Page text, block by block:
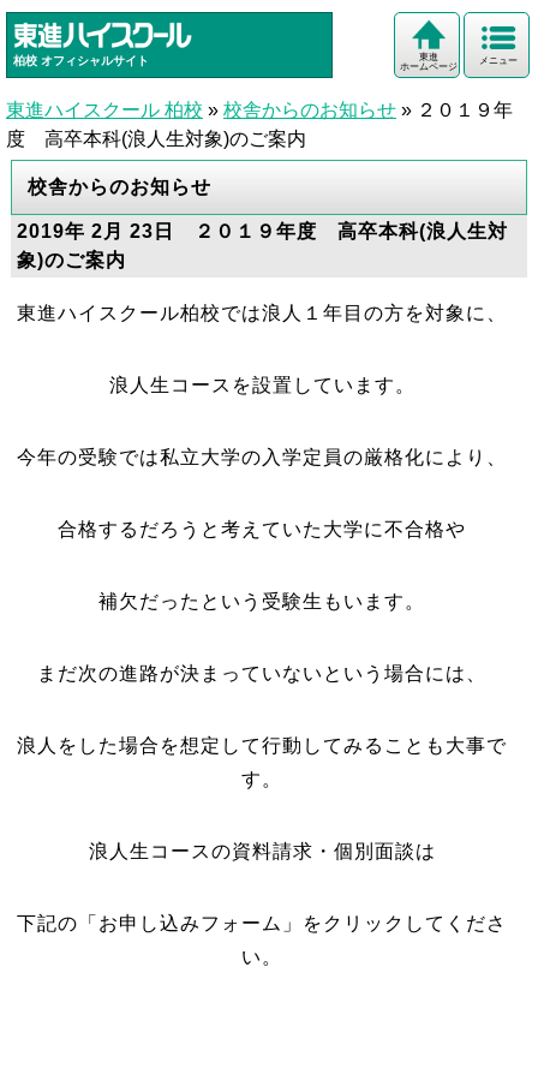
柏校 オフィシャルサイト メニュー
東進
ホームページ
東進ハイスクール 柏校 » 校舎からのお知らせ » ２０１９年
度 高卒本科(浪人生対象)のご案内
校舎からのお知らせ
2019年 2月 23日 ２０１９年度 高卒本科(浪人生対
象)のご案内
東進ハイスクール柏校では浪人１年目の方を対象に、
浪人生コースを設置しています。
今年の受験では私立大学の入学定員の厳格化により、
合格するだろうと考えていた大学に不合格や
補欠だったという受験生もいます。
まだ次の進路が決まっていないという場合には、
浪人をした場合を想定して行動してみることも大事で
す。
浪人生コースの資料請求・個別面談は
下記の「お申し込みフォーム」をクリックしてくださ
い。